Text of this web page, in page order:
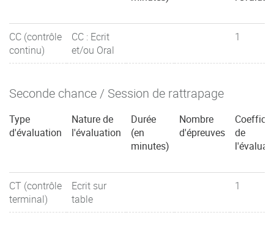
CC (contrôle
continu)
CC : Ecrit
et/ou Oral
1
Seconde chance / Session de rattrapage
Type
d'évaluation
Nature de
l'évaluation
Durée
(en
minutes)
Nombre
d'épreuves
de
CT (contrôle
terminal)
Ecrit sur
table
1